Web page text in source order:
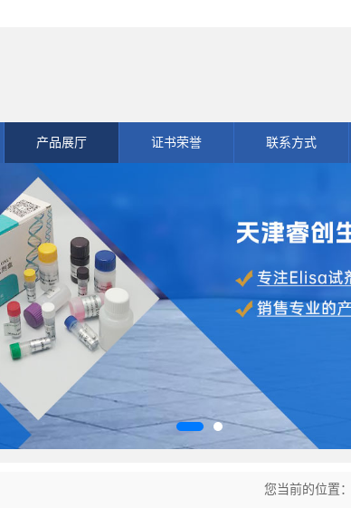
产品展厅 证书荣誉 联系方式
您当前的位置：